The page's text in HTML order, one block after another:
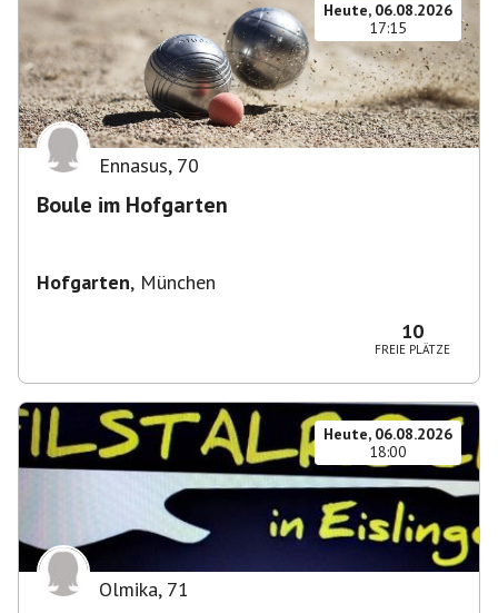
Heute, 06.08.2026
17:15
Ennasus, 70
Boule im Hofgarten
Hofgarten, München
10
FREIE PLÄTZE
Heute, 06.08.2026
18:00
Olmika, 71